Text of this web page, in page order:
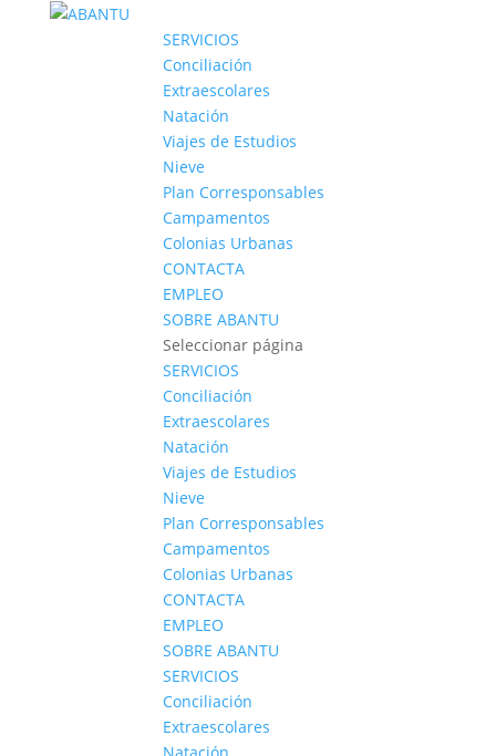
SERVICIOS
Conciliación
Extraescolares
Natación
Viajes de Estudios
Nieve
Plan Corresponsables
Campamentos
Colonias Urbanas
CONTACTA
EMPLEO
SOBRE ABANTU
Seleccionar página
SERVICIOS
Conciliación
Extraescolares
Natación
Viajes de Estudios
Nieve
Plan Corresponsables
Campamentos
Colonias Urbanas
CONTACTA
EMPLEO
SOBRE ABANTU
SERVICIOS
Conciliación
Extraescolares